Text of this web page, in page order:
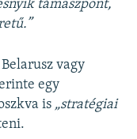
támaszpont,
vagy
egy
is „stratégiai